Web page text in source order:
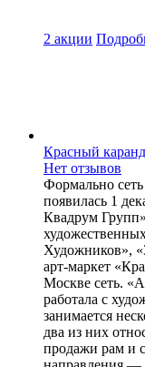
2 акции
Красный
Нет отзывов
Формально
появилась 1
Квадрум
Художников»,
арт-маркет
Москве сеть.
работала с
занимается
два из них
продажи рам и